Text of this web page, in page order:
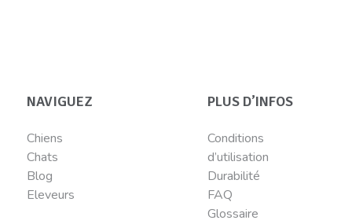
NAVIGUEZ
Chiens
Chats
Blog
Eleveurs
PLUS D’INFOS
Conditions
d’utilisation
Durabilité
FAQ
Glossaire